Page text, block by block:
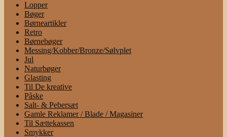
Lopper
Bøger
Børneartikler
Retro
Børnebøger
Messing/Kobber/Bronze/Sølvplet
Jul
Naturbøger
Glasting
Til De kreative
Påske
Salt- & Pebersæt
Gamle Reklamer / Blade / Magasiner
Til Sættekassen
Smykker